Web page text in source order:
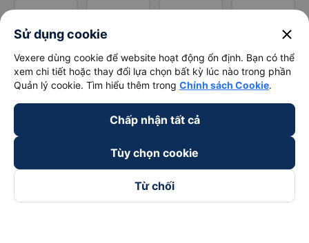
Sử dụng cookie close
Vexere dùng cookie để website hoạt động ổn định. Bạn có thể
xem chi tiết hoặc thay đổi lựa chọn bất kỳ lúc nào trong phần
Quản lý cookie. Tìm hiểu thêm trong Chính sách Cookie.
Chấp nhận tất cả
Tùy chọn cookie
Từ chối